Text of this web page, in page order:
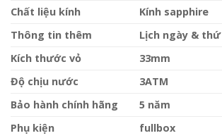
Chất liệu kính
Kính sapphire
Thông tin thêm
Lịch ngày & thứ
Kích thước vỏ
33mm
Độ chịu nước
3ATM
Bảo hành chính hãng
5 năm
Phụ kiện
fullbox